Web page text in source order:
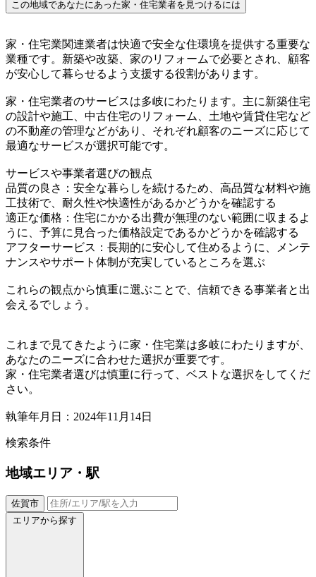
この地域であなたにあった家・住宅業者を見つけるには
家・住宅業関連業者は快適で安全な住環境を提供する重要な
業種です。新築や改築、家のリフォームで必要とされ、顧客
が安心して暮らせるよう支援する役割があります。
家・住宅業者のサービスは多岐にわたります。主に新築住宅
の設計や施工、中古住宅のリフォーム、土地や賃貸住宅など
の不動産の管理などがあり、それぞれ顧客のニーズに応じて
最適なサービスが選択可能です。
サービスや事業者選びの観点
品質の良さ：安全な暮らしを続けるため、高品質な材料や施
工技術で、耐久性や快適性があるかどうかを確認する
適正な価格：住宅にかかる出費が無理のない範囲に収まるよ
うに、予算に見合った価格設定であるかどうかを確認する
アフターサービス：長期的に安心して住めるように、メンテ
ナンスやサポート体制が充実しているところを選ぶ
これらの観点から慎重に選ぶことで、信頼できる事業者と出
会えるでしょう。
これまで見てきたように家・住宅業は多岐にわたりますが、
あなたのニーズに合わせた選択が重要です。
家・住宅業者選びは慎重に行って、ベストな選択をしてくだ
さい。
執筆年月日：2024年11月14日
検索条件
地域エリア・駅
佐賀市
エリアから探す